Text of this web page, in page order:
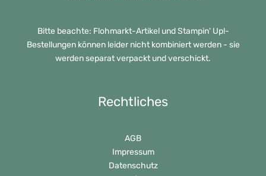
Bitte beachte: Flohmarkt-Artikel und Stampin' Up!-
Bestellungen können leider nicht kombiniert werden - sie
werden separat verpackt und verschickt.
Rechtliches
AGB
Impressum
Datenschutz